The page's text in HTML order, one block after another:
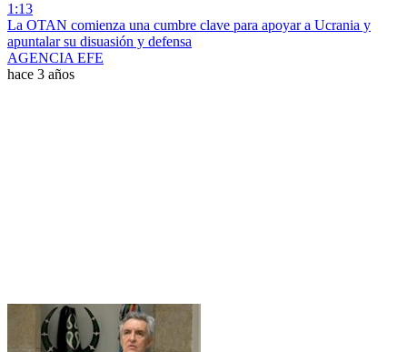
1:13
La OTAN comienza una cumbre clave para apoyar a Ucrania y
apuntalar su disuasión y defensa
AGENCIA EFE
hace 3 años